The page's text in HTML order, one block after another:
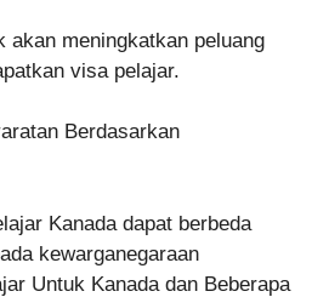
akan meningkatkan peluang
visa pelajar.
Berdasarkan
Kanada dapat berbeda
kewarganegaraan
Untuk Kanada dan Beberapa